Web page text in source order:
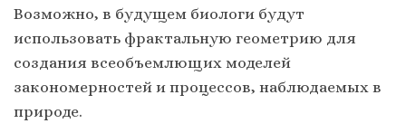
Возможно, в будущем биологи будут
использовать фрактальную геометрию для
создания всеобъемлющих моделей
закономерностей и процессов, наблюдаемых в
природе.